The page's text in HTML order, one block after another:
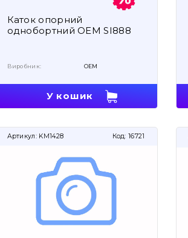
Каток опорний
однобортний OEM SI888
Виробник: OEM
У кошик
Артикул: KM1428 Код: 16721